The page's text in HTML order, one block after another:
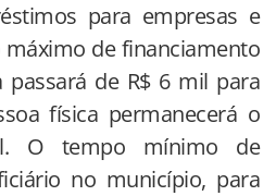
para empresas e
máximo de financiamento
passará de R$ 6 mil para
física permanecerá o
O tempo mínimo de
no município, para